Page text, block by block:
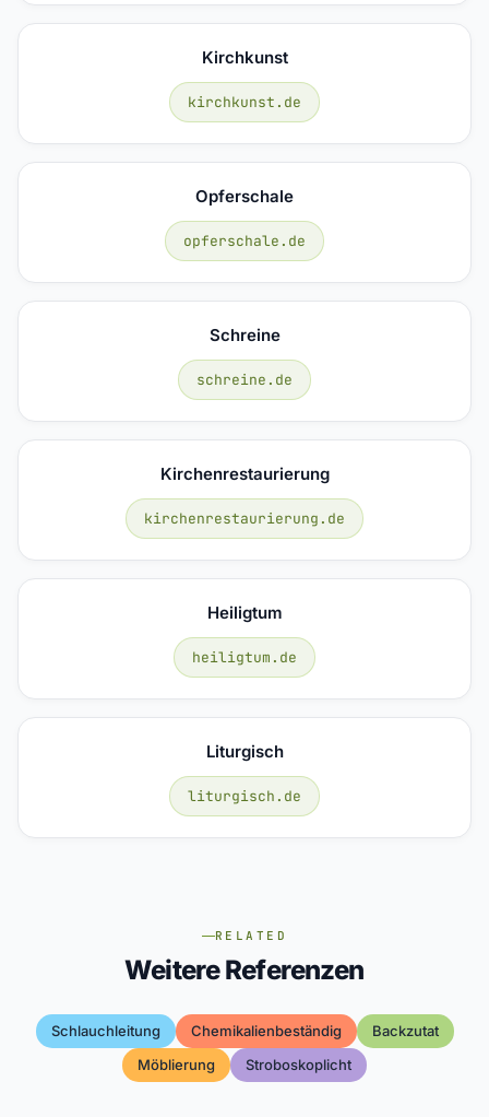
Kirchkunst
kirchkunst.de
Opferschale
opferschale.de
Schreine
schreine.de
Kirchenrestaurierung
kirchenrestaurierung.de
Heiligtum
heiligtum.de
Liturgisch
liturgisch.de
RELATED
Weitere Referenzen
Schlauchleitung Chemikalienbeständig
Backzutat
Möblierung
Stroboskoplicht